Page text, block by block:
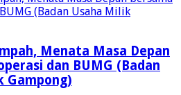
Menata Masa Depan
dan BUMG (Badan
Gampong)